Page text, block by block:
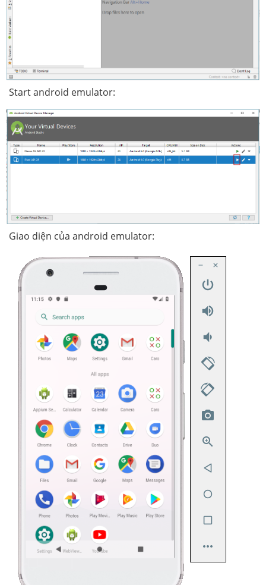
Start android emulator:
Giao diện của android emulator: